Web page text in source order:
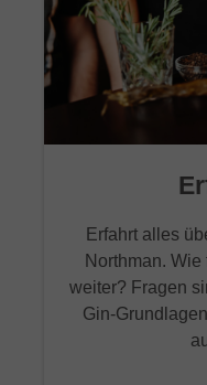
Erfahrt alles
Northman.
weiter? Fragen
Gin-